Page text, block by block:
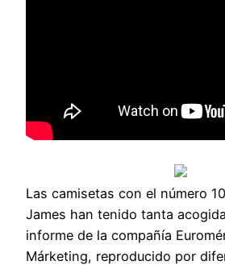
Las camisetas con el número
James han tenido tanta
informe de la compañía
Márketing, reproducido por